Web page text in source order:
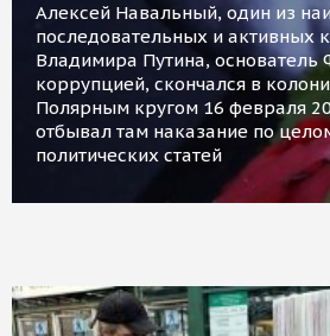
Алексей Навальный, один из
последовательных и активных
Владимира Путина,
коррупцией, скончался в
Полярным кругом 16 февраля
отбывал там наказание по
политических статей